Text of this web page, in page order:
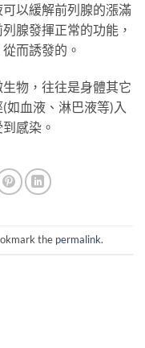
以緩解前列腺的漲滿
腺發揮正常的功能，
而誘發的。
物，往往是身體其它
如血液、淋巴液等)入
感染。
the permalink.